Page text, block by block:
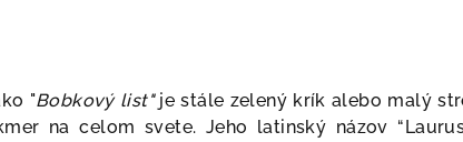
"Bobkový list"je stále zelený krík alebo malý
na celom svete. Jeho latinský názov “